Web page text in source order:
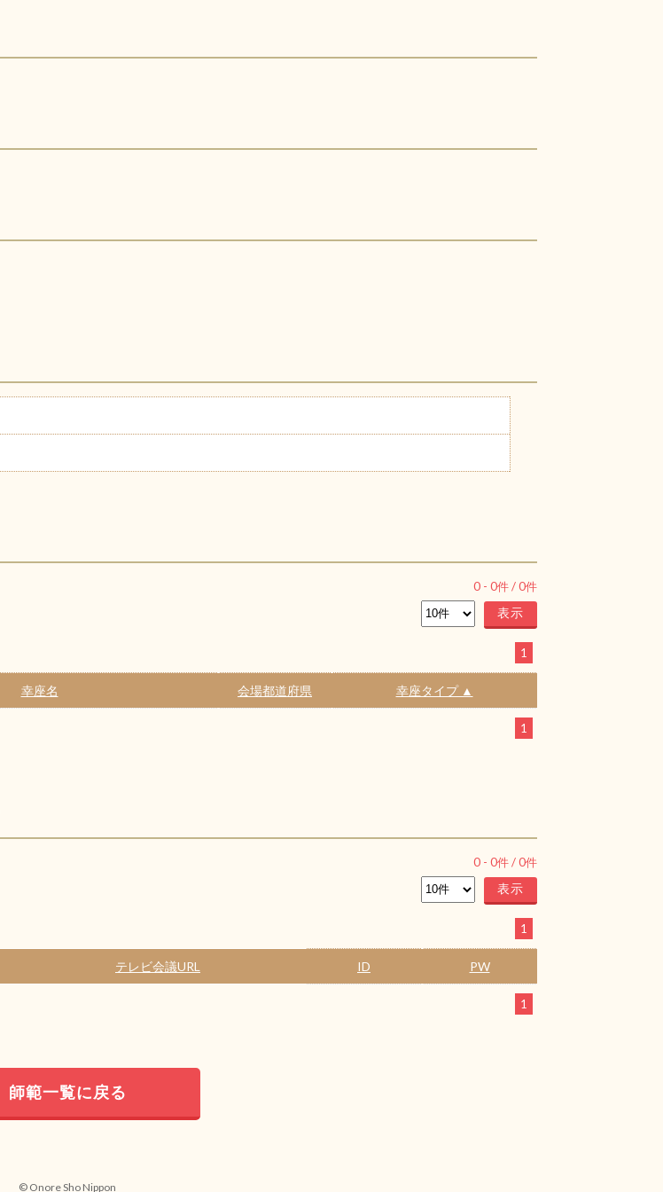
0 - 0件 /0件
1
幸座名 会場都道府県 幸座タイプ ▲
1
0 - 0件 /0件
1
テレビ会議URL ID PW
1
師範一覧に戻る
© Onore Sho Nippon